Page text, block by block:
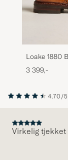
Loake 1880
Burnished
3 399,-
4.70/5
Virkelig tjekket